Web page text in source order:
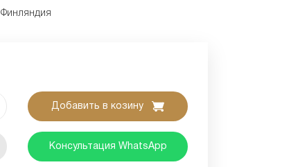
Финляндия
Добавить в козину
Консультация WhatsApp